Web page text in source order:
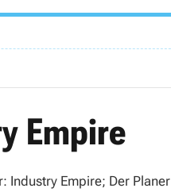
Empire
Industry Empire; Der